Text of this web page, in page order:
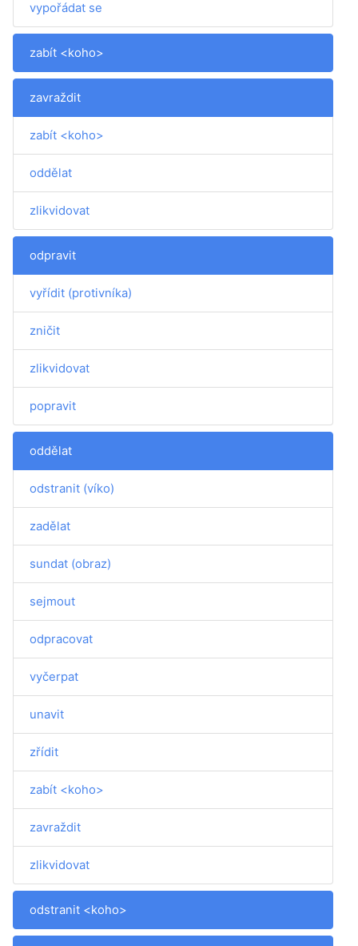
vypořádat se
zabít <koho>
zavraždit
zabít <koho>
oddělat
zlikvidovat
odpravit
vyřídit (protivníka)
zničit
zlikvidovat
popravit
oddělat
odstranit (víko)
zadělat
sundat (obraz)
sejmout
odpracovat
vyčerpat
unavit
zřídit
zabít <koho>
zavraždit
zlikvidovat
odstranit <koho>